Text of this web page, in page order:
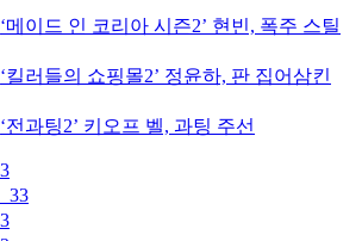
‘메이드 인 코리아 시즌2’ 현빈, 폭주 스틸
‘킬러들의 쇼핑몰2’ 정윤하, 판 집어삼킨
‘전과팅2’ 키오프 벨, 과팅 주선